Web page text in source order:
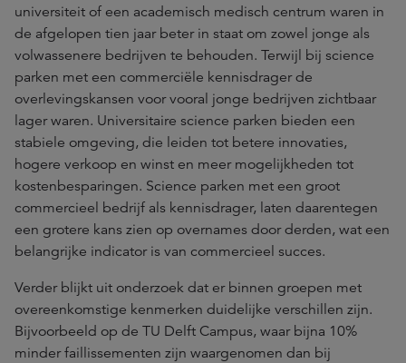
universiteit of een academisch medisch centrum waren in
de afgelopen tien jaar beter in staat om zowel jonge als
volwassenere bedrijven te behouden. Terwijl bij science
parken met een commerciële kennisdrager de
overlevingskansen voor vooral jonge bedrijven zichtbaar
lager waren. Universitaire science parken bieden een
stabiele omgeving, die leiden tot betere innovaties,
hogere verkoop en winst en meer mogelijkheden tot
kostenbesparingen. Science parken met een groot
commercieel bedrijf als kennisdrager, laten daarentegen
een grotere kans zien op overnames door derden, wat een
belangrijke indicator is van commercieel succes.
Verder blijkt uit onderzoek dat er binnen groepen met
overeenkomstige kenmerken duidelijke verschillen zijn.
Bijvoorbeeld op de TU Delft Campus, waar bijna 10%
minder faillissementen zijn waargenomen dan bij